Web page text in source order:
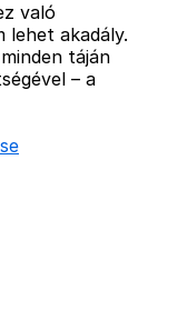
való
lehet akadály.
táján
– a